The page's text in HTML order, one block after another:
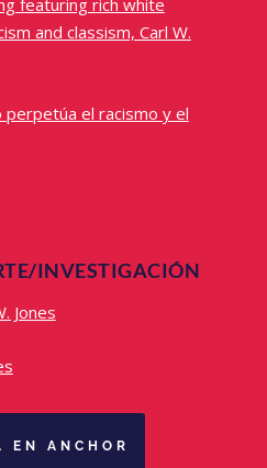
featuring rich white
and classism, Carl W.
perpetúa el racismo y el
INVESTIGACIÓN
Jones
EN ANCHOR